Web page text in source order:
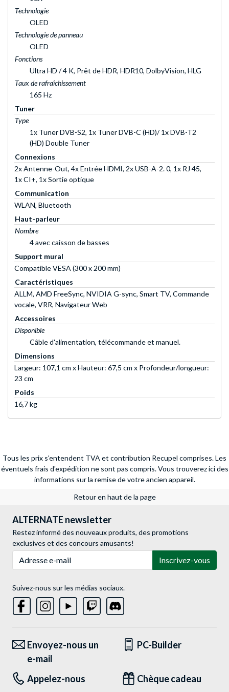
Technologie
OLED
Technologie de panneau
OLED
Fonctions
Ultra HD / 4 K, Prêt de HDR, HDR10, DolbyVision, HLG
Taux de rafraîchissement
165 Hz
Tuner
Type
1x Tuner DVB-S2, 1x Tuner DVB-C (HD)/ 1x DVB-T2
(HD) Double Tuner
Connexions
2x Antenne-Out, 4x Entrée HDMI, 2x USB-A-2. 0, 1x RJ 45,
1x CI+, 1x Sortie optique
Communication
WLAN, Bluetooth
Haut-parleur
Nombre
4 avec caisson de basses
Support mural
Compatible VESA (300 x 200 mm)
Caractéristiques
ALLM, AMD FreeSync, NVIDIA G-sync, Smart TV, Commande
vocale, VRR, Navigateur Web
Accessoires
Disponible
Câble d'alimentation, télécommande et manuel.
Dimensions
Largeur: 107,1 cm x Hauteur: 67,5 cm x Profondeur/longueur:
23 cm
Poids
16,7 kg
Tous les prix s'entendent TVA et contribution Recupel comprises. Les
éventuels frais d'expédition ne sont pas compris. Vous trouverez ici des
informations sur la remise de votre ancien appareil.
Retour en haut de la page
ALTERNATE newsletter
Restez informé des nouveaux produits, des promotions
exclusives et des concours amusants!
Inscrivez-vous
Suivez-nous sur les médias sociaux.
Envoyez-nous un
e-mail
PC-Builder
Appelez-nous Chèque cadeau